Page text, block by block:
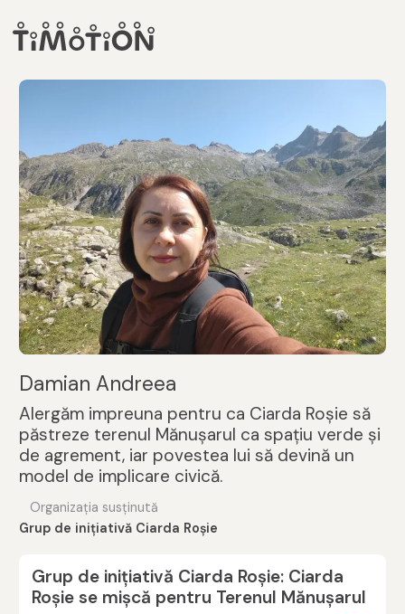
Damian Andreea
Alergăm impreuna pentru ca Ciarda Roșie să
păstreze terenul Mănușarul ca spațiu verde și
de agrement, iar povestea lui să devină un
model de implicare civică.
Organizația susținută
Grup de inițiativă Ciarda Roșie
Grup de inițiativă Ciarda Roșie: Ciarda
Roșie se mișcă pentru Terenul Mănușarul